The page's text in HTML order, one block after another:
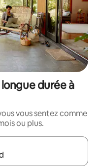
durée à
vous sentez comme
ou plus.
les flèches vers le